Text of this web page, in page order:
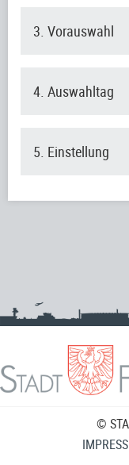
3. Vorauswahl
4. Auswahltag
5. Einstellung
©